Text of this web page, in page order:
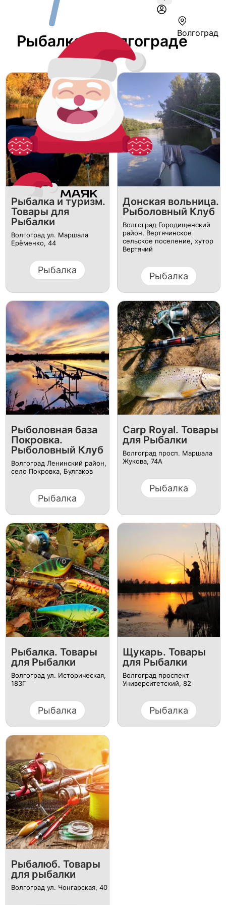
Волгоград
Рыбалка В Волгограде
Рыбалка и туризм.
Товары для
Рыбалки
Волгоград ул. Маршала
Ерёменко, 44
Рыбалка
Донская вольница.
Рыболовный Клуб
Волгоград Городищенский
район, Вертячинское
сельское поселение, хутор
Вертячий
Рыбалка
Рыболовная база
Покровка.
Рыболовный Клуб
Волгоград Ленинский район,
село Покровка, Булгаков
Рыбалка
Carp Royal. Товары
для Рыбалки
Волгоград просп. Маршала
Жукова, 74А
Рыбалка
Рыбалка. Товары
для Рыбалки
Волгоград ул. Историческая,
183Г
Рыбалка
Щукарь. Товары
для Рыбалки
Волгоград проспект
Университетский, 82
Рыбалка
Рыбалюб. Товары
для рыбалки
Волгоград ул. Чонгарская, 40